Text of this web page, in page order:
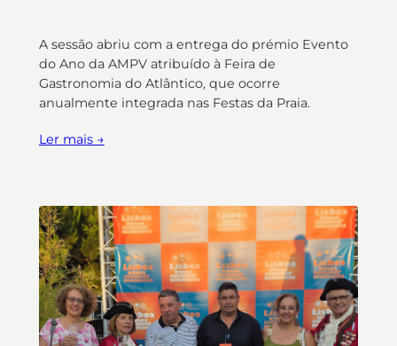
A sessão abriu com a entrega do prémio Evento
do Ano da AMPV atribuído à Feira de
Gastronomia do Atlântico, que ocorre
anualmente integrada nas Festas da Praia.
Ler mais →